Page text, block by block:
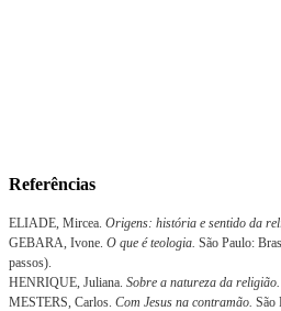
Referências
ELIADE, Mircea. Origens: história e sentido da
GEBARA, Ivone. O que é teologia. São Paulo:
passos).
HENRIQUE, Juliana. Sobre a natureza da religião.
MESTERS, Carlos. Com Jesus na contramão. São